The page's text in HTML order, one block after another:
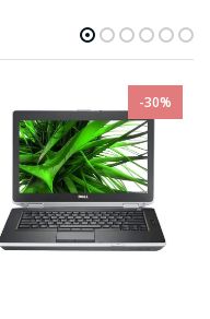
-30%